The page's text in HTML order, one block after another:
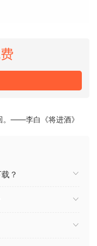
。——李白《将进酒》
？